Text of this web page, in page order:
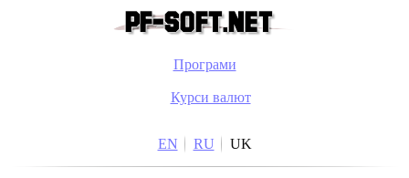
Програми
Курси валют
EN RU UK